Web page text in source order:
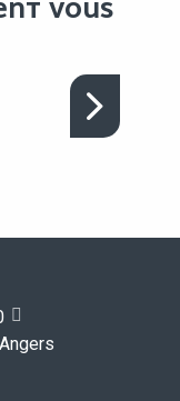
VOUS